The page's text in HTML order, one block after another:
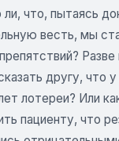
ли, что, пытаясь
весть, мы
другу, что у
лотереи? Или
пациенту, что